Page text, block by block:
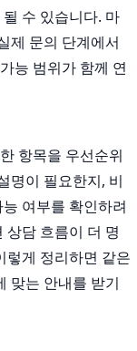
수 있습니다. 마
제 문의 단계에서
능 범위가 함께 연
항목을 우선순위
명이 필요한지, 비
여부를 확인하려
상담 흐름이 더 명
렇게 정리하면 같은
맞는 안내를 받기